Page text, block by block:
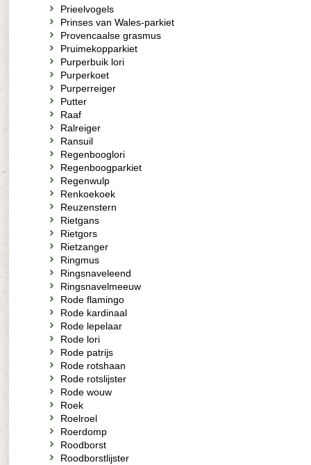
Prieelvogels
Prinses van Wales-parkiet
Provencaalse grasmus
Pruimekopparkiet
Purperbuik lori
Purperkoet
Purperreiger
Putter
Raaf
Ralreiger
Ransuil
Regenbooglori
Regenboogparkiet
Regenwulp
Renkoekoek
Reuzenstern
Rietgans
Rietgors
Rietzanger
Ringmus
Ringsnaveleend
Ringsnavelmeeuw
Rode flamingo
Rode kardinaal
Rode lepelaar
Rode lori
Rode patrijs
Rode rotshaan
Rode rotslijster
Rode wouw
Roek
Roelroel
Roerdomp
Roodborst
Roodborstlijster